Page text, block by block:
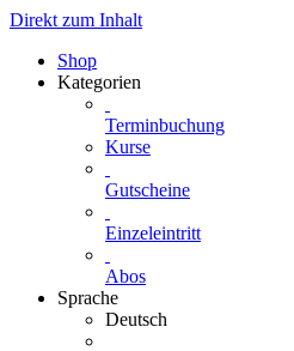
Direkt zum Inhalt
Shop
Kategorien
Terminbuchung
Kurse
Gutscheine
Einzeleintritt
Abos
Sprache
Deutsch